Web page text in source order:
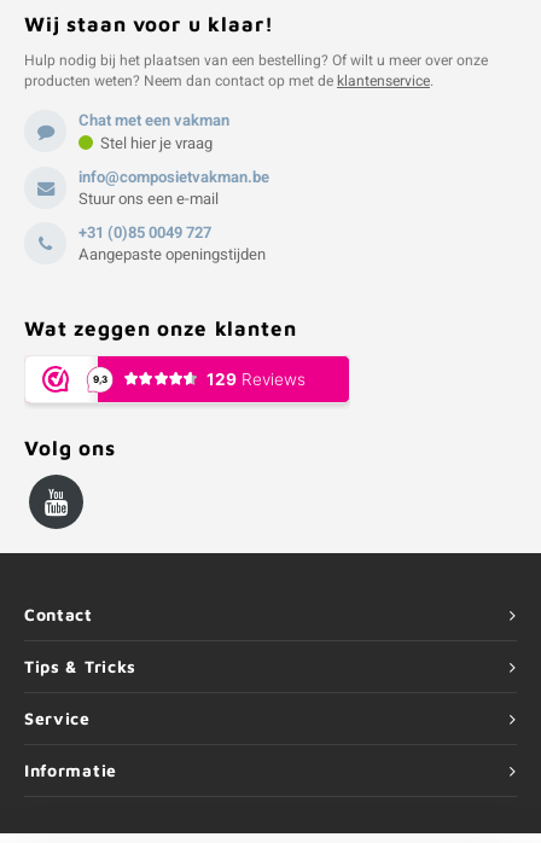
Wij staan voor u klaar!
Hulp nodig bij het plaatsen van een bestelling? Of wilt u meer over onze
producten weten? Neem dan contact op met deklantenservice.
Chat met een vakman
Stel hier je vraag
info@composietvakman.be
Stuur ons een e-mail
+31 (0)85 0049 727
Aangepaste openingstijden
Wat zeggen onze klanten
Volg ons
Contact
Tips & Tricks
Service
Informatie